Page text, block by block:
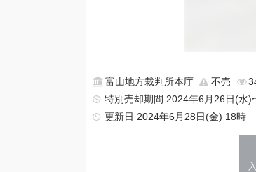
富山地方裁判所本庁 不売
特別売却期間 2024年6月26日(水)
更新日 2024年6月28日(金) 18時